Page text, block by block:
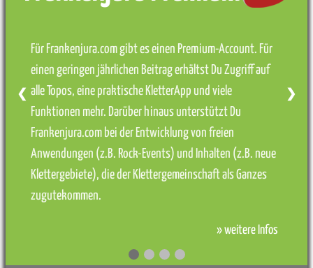
Für Frankenjura.com gibt es einen Premium-Account. Für
einen geringen jährlichen Beitrag erhältst Du Zugriff auf
alle Topos, eine praktische KletterApp und viele
Funktionen mehr. Darüber hinaus unterstützt Du
Frankenjura.com bei der Entwicklung von freien
Anwendungen (z.B. Rock-Events) und Inhalten (z.B. neue
Klettergebiete), die der Klettergemeinschaft als Ganzes
zugutekommen.
» weitere Infos
❮ ❯